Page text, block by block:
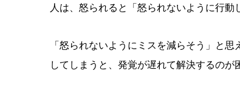
人は、怒られると「怒られないように行動
「怒られないようにミスを減らそう」と
してしまうと、発覚が遅れて解決するのが